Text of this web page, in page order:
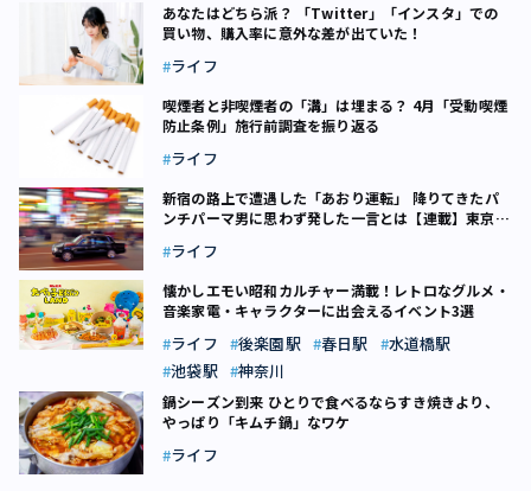
あなたはどちら派？ 「Twitter」「インスタ」での
買い物、購入率に意外な差が出ていた！
ライフ
喫煙者と非喫煙者の「溝」は埋まる？ 4月「受動喫煙
防止条例」施行前調査を振り返る
ライフ
新宿の路上で遭遇した「あおり運転」 降りてきたパ
ンチパーマ男に思わず発した一言とは【連載】東京タ
ライフ
懐かしエモい昭和カルチャー満載！レトロなグルメ・
音楽家電・キャラクターに出会えるイベント3選
ライフ 後楽園駅 春日駅
水道橋駅
池袋駅
神奈川
鍋シーズン到来 ひとりで食べるならすき焼きより、
やっぱり「キムチ鍋」なワケ
ライフ